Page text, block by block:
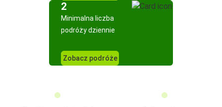
2
Minimalna liczba
podróży dziennie
Zobacz podróże